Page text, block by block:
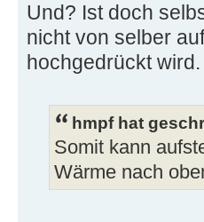
Und? Ist doch
nicht von selber
hochgedrückt wird.
hmpf hat
Somit kann
Wärme nach